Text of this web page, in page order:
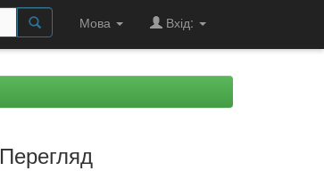
Мова Вхід:
Перегляд